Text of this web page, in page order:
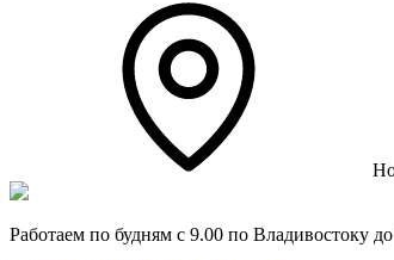
Работаем по будням с 9.00 по Владивостоку